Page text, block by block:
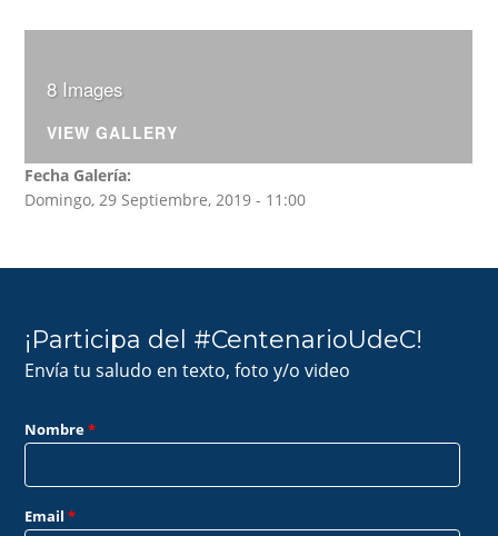
8 Images
VIEW GALLERY
Fecha Galería:
Domingo, 29 Septiembre, 2019 - 11:00
¡Participa del #CentenarioUdeC!
Envía tu saludo en texto, foto y/o video
Nombre*
Email*